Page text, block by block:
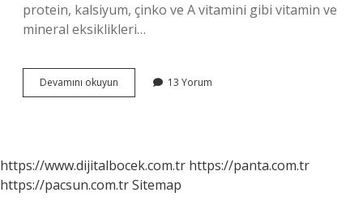
protein, kalsiyum, çinko ve A vitamini gibi vitamin ve
mineral eksiklikleri…
Devamını okuyun
Neden
13 Yorum
https://www.dijitalbocek.com.tr https://panta.com.tr
https://pacsun.com.trSitemap